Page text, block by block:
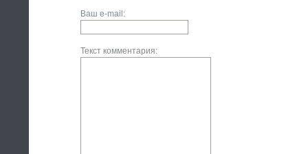
Ваш e-mail:
Текст комментария: